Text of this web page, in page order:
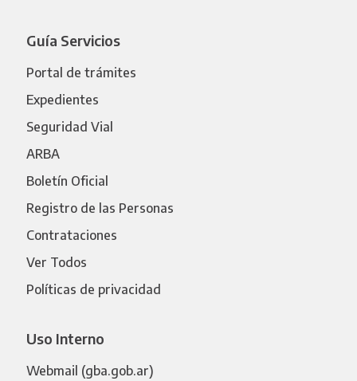
Guía Servicios
Portal de trámites
Expedientes
Seguridad Vial
ARBA
Boletín Oficial
Registro de las Personas
Contrataciones
Ver Todos
Políticas de privacidad
Uso Interno
Webmail (gba.gob.ar)